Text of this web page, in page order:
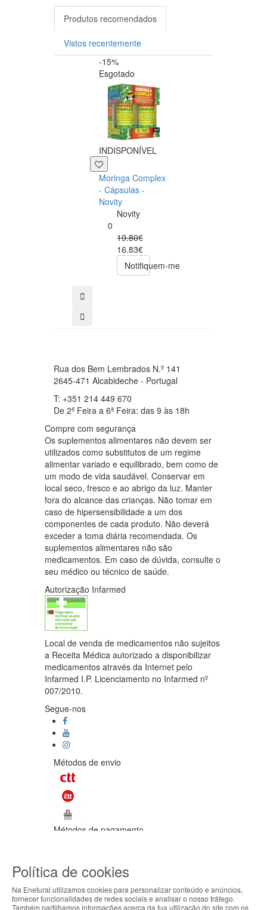
Produtos recomendados
Vistos recentemente
-15%
Esgotado
INDISPONÍVEL
Moringa Complex
- Cápsulas -
Novity
Novity
0
19.80€
16.83€
Notifiquem-me
Rua dos Bem Lembrados N.º 141
2645-471 Alcabideche - Portugal
T: +351 214 449 670
De 2ª Feira a 6ª Feira: das 9 às 18h
Compre com segurança
Os suplementos alimentares não devem ser
utilizados como substitutos de um regime
alimentar variado e equilibrado, bem como de
um modo de vida saudável. Conservar em
local seco, fresco e ao abrigo da luz. Manter
fora do alcance das crianças. Não tomar em
caso de hipersensibilidade a um dos
componentes de cada produto. Não deverá
exceder a toma diária recomendada. Os
suplementos alimentares não são
medicamentos. Em caso de dúvida, consulte o
seu médico ou técnico de saúde.
Autorização Infarmed
Local de venda de medicamentos não sujeitos
a Receita Médica autorizado a disponibilizar
medicamentos através da Internet pelo
Infarmed I.P. Licenciamento no Infarmed nº
007/2010.
Segue-nos
Métodos de envio
Métodos de pagamento
Todos os direitos reservados / Salvo
apresentadas são válidas até ao dia 10-
Política de cookies
Na Enetural utilizamos cookies para personalizar conteúdo e anúncios,
fornecer funcionalidades de redes sociais e analisar o nosso tráfego.
Também partilhamos informações acerca da tua utilização do site com os